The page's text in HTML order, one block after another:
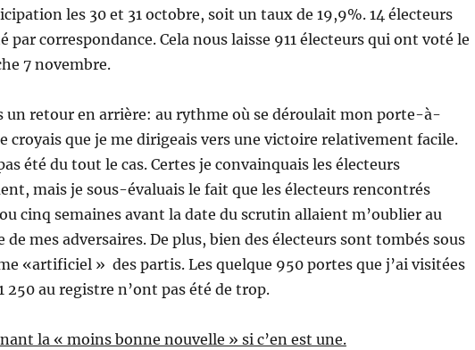
les 30 et 31 octobre, soit un taux de 19,9%. 14 électeurs
par correspondance. Cela nous laisse 911 électeurs qui ont voté le
7 novembre.
un retour en arrière: au rythme où se déroulait mon porte-à-
croyais que je me dirigeais vers une victoire relativement facile.
été du tout le cas. Certes je convainquais les électeurs
mais je sous-évaluais le fait que les électeurs rencontrés
cinq semaines avant la date du scrutin allaient m’oublier au
de mes adversaires. De plus, bien des électeurs sont tombés sous
«artificiel » des partis. Les quelque 950 portes que j’ai visitées
250 au registre n’ont pas été de trop.
la « moins bonne nouvelle » si c’en est une.